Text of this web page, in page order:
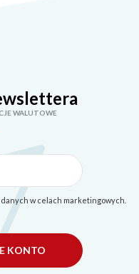
WALUTOWE
w celach marketingowych.
KONTO